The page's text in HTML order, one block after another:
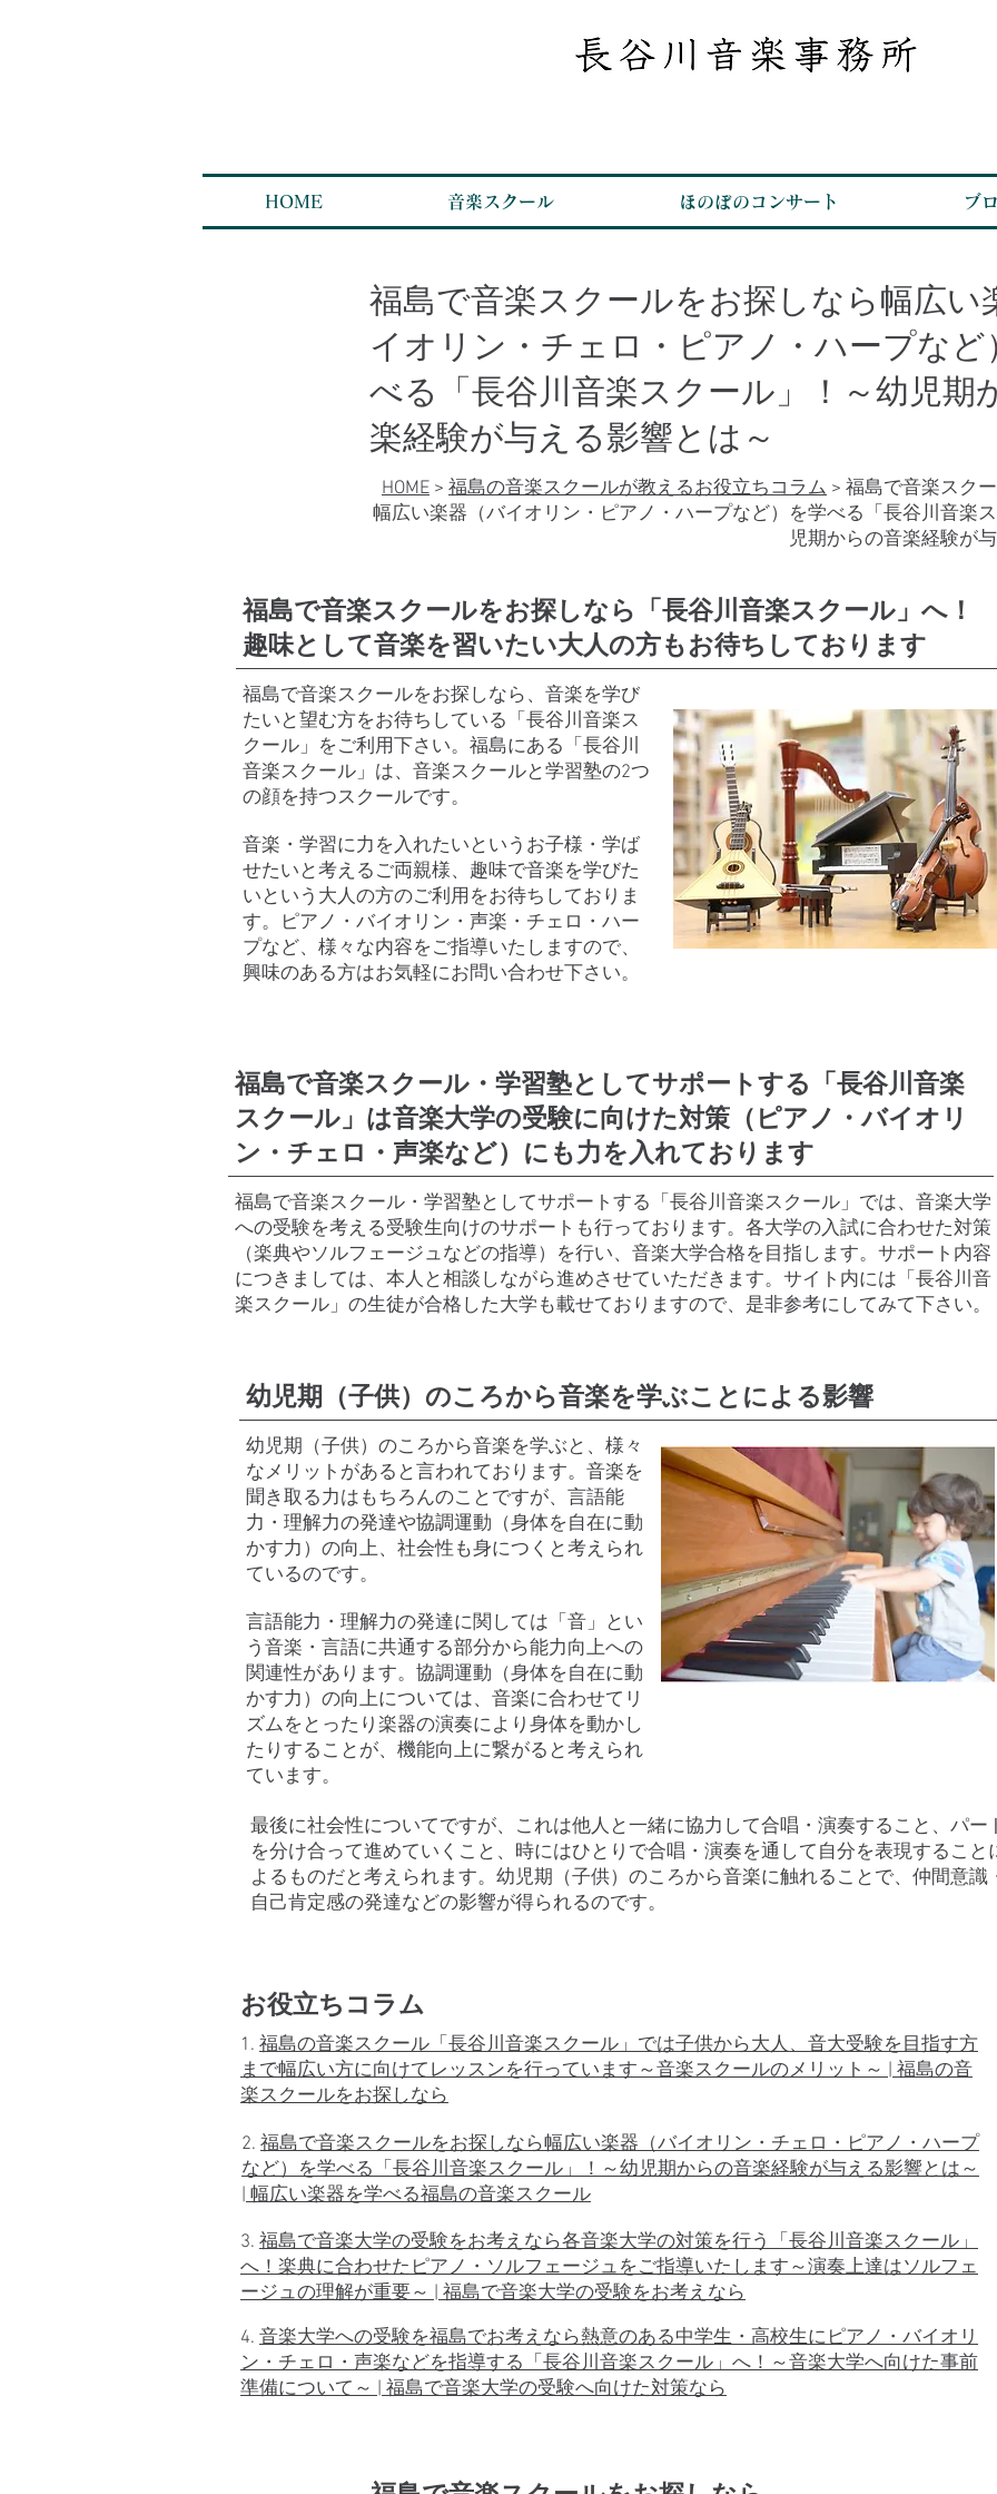
HOME 音楽スクール ほのぼのコンサート ブ
福島で音楽スクールをお探しなら幅広い
イオリン・チェロ・ピアノ・ハープなど
べる「長谷川音楽スクール」！～幼児期
楽経験が与える影響とは～
HOME > 福島の音楽スクールが教えるお役立ちコラム > 福島で音楽スク
幅広い楽器（バイオリン・ピアノ・ハープなど）を学べる「長谷川音楽
児期からの音楽経験が
福島で音楽スクールをお探しなら「長谷川音楽スクール」へ！
趣味として音楽を習いたい大人の方もお待ちしております
福島で音楽スクールをお探しなら、音楽を学び
たいと望む方をお待ちしている「長谷川音楽ス
クール」をご利用下さい。福島にある「長谷川
音楽スクール」は、音楽スクールと学習塾の2つ
の顔を持つスクールです。
音楽・学習に力を入れたいというお子様・学ば
せたいと考えるご両親様、趣味で音楽を学びた
いという大人の方のご利用をお待ちしておりま
す。ピアノ・バイオリン・声楽・チェロ・ハー
プなど、様々な内容をご指導いたしますので、
興味のある方はお気軽にお問い合わせ下さい。
福島で音楽スクール・学習塾としてサポートする「長谷川音楽
スクール」は音楽大学の受験に向けた対策（ピアノ・バイオリ
ン・チェロ・声楽など）にも力を入れております
福島で音楽スクール・学習塾としてサポートする「長谷川音楽スクール」では、音楽大学
への受験を考える受験生向けのサポートも行っております。各大学の入試に合わせた対策
（楽典やソルフェージュなどの指導）を行い、音楽大学合格を目指します。サポート内容
につきましては、本人と相談しながら進めさせていただきます。サイト内には「長谷川音
楽スクール」の生徒が合格した大学も載せておりますので、是非参考にしてみて下さい。
最後に社会性についてですが、これは他人と一緒に協力して合唱・演奏すること、パー
を分け合って進めていくこと、時にはひとりで合唱・演奏を通して自分を表現すること
よるものだと考えられます。幼児期（子供）のころから音楽に触れることで、仲間意識
自己肯定感の発達などの影響が得られるのです。
幼児期（子供）のころから音楽を学ぶことによる影響
幼児期（子供）のころから音楽を学ぶと、様々
なメリットがあると言われております。音楽を
聞き取る力はもちろんのことですが、言語能
力・理解力の発達や協調運動（身体を自在に動
かす力）の向上、社会性も身につくと考えられ
ているのです。
言語能力・理解力の発達に関しては「音」とい
う音楽・言語に共通する部分から能力向上への
関連性があります。協調運動（身体を自在に動
かす力）の向上については、音楽に合わせてリ
ズムをとったり楽器の演奏により身体を動かし
たりすることが、機能向上に繋がると考えられ
ています。
​お役立ちコラム
1. 福島の音楽スクール「長谷川音楽スクール」では子供から大人、音大受験を目指す方
まで幅広い方に向けてレッスンを行っています～音楽スクールのメリット～ | 福島の音
楽スクールをお探しなら
2. 福島で音楽スクールをお探しなら幅広い楽器（バイオリン・チェロ・ピアノ・ハープ
など）を学べる「長谷川音楽スクール」！～幼児期からの音楽経験が与える影響とは～
| 幅広い楽器を学べる福島の音楽スクール
3. 福島で音楽大学の受験をお考えなら各音楽大学の対策を行う「長谷川音楽スクール」
へ！楽典に合わせたピアノ・ソルフェージュをご指導いたします～演奏上達はソルフェ
ージュの理解が重要～ | 福島で音楽大学の受験をお考えなら
4. 音楽大学への受験を福島でお考えなら熱意のある中学生・高校生にピアノ・バイオリ
ン・チェロ・声楽などを指導する「長谷川音楽スクール」へ！～音楽大学へ向けた事前
準備について～ | 福島で音楽大学の受験へ向けた対策なら